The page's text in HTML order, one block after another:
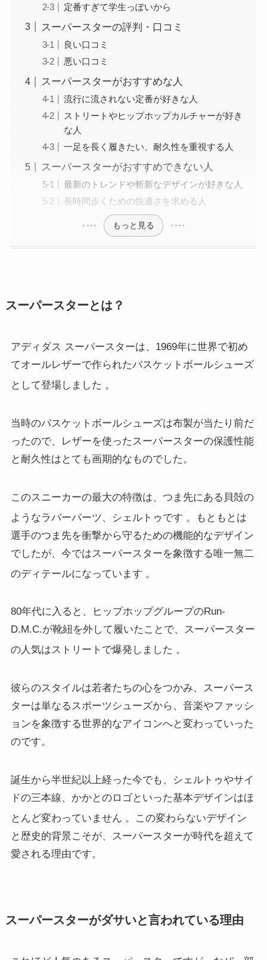
定番すぎて学生っぽいから
スーパースターの評判・口コミ
良い口コミ
悪い口コミ
スーパースターがおすすめな人
流行に流されない定番が好きな人
ストリートやヒップホップカルチャーが好き
な人
一足を長く履きたい、耐久性を重視する人
スーパースターがおすすめできない人
最新のトレンドや斬新なデザインが好きな人
長時間歩くための快適さを求める人
もっと見る
スーパースターとは？
アディダス スーパースターは、1969年に世界で初め
てオールレザーで作られたバスケットボールシューズ
として登場しました 。
当時のバスケットボールシューズは布製が当たり前だ
ったので、レザーを使ったスーパースターの保護性能
と耐久性はとても画期的なものでした。
このスニーカーの最大の特徴は、つま先にある貝殻の
ようなラバーパーツ、シェルトゥです 。もともとは
選手のつま先を衝撃から守るための機能的なデザイン
でしたが、今ではスーパースターを象徴する唯一無二
のディテールになっています 。
80年代に入ると、ヒップホップグループのRun-
D.M.C.が靴紐を外して履いたことで、スーパースター
の人気はストリートで爆発しました 。
彼らのスタイルは若者たちの心をつかみ、スーパース
ターは単なるスポーツシューズから、音楽やファッシ
ョンを象徴する世界的なアイコンへと変わっていった
のです。
誕生から半世紀以上経った今でも、シェルトゥやサイ
ドの三本線、かかとのロゴといった基本デザインはほ
とんど変わっていません 。この変わらないデザイン
と歴史的背景こそが、スーパースターが時代を超えて
愛される理由です。
スーパースターがダサいと言われている理由